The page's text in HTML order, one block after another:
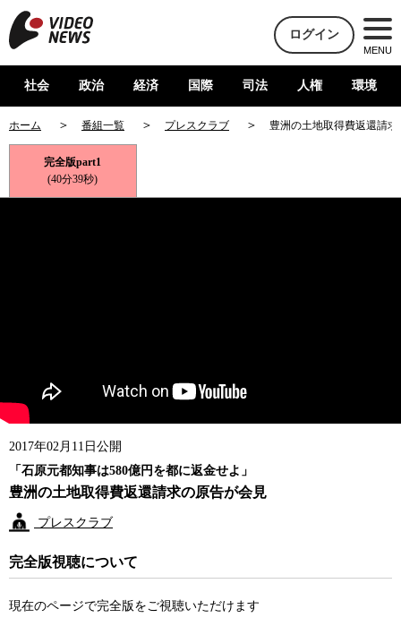
ログイン
MENU
社会 政治 経済 国際 司法 人権 環境
ホーム 番組一覧 プレスクラブ 豊洲の土地取得費返還請
完全版part1
(40分39秒)
2017年02月11日公開
「石原元都知事は580億円を都に返金せよ」
豊洲の土地取得費返還請求の原告が会見
プレスクラブ
完全版視聴について
現在のページで完全版をご視聴いただけます